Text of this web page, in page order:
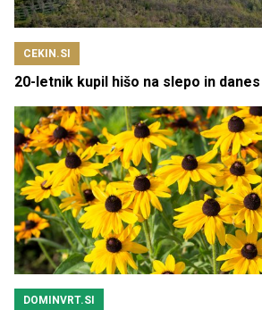
CEKIN.SI
20-letnik kupil hišo na slepo in
DOMINVRT.SI